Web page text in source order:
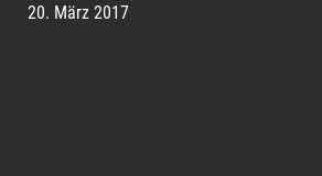
20. März 2017